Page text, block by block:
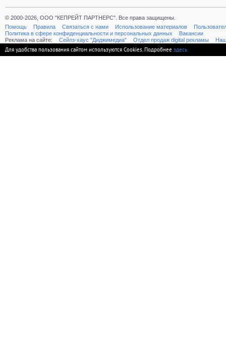
© 2000-2026, ООО "КЕПРЕЙТ ПАРТНЕРС". Все права защищены.
Помощь
Правила Связаться с нами Использование материалов
Политика в сфере конфиденциальности и персональных данных
Вакансии
Реклама на сайте:
Cейлз-хаус "Диджимедиа" Отдел продаж digital рекламы
Для удобства пользования сайтом используются Cookies. Подробнее здесь